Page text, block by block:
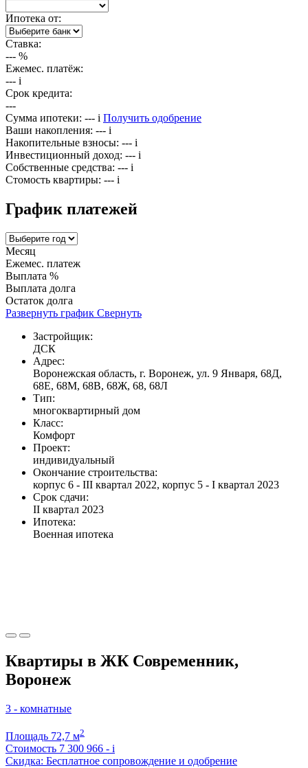
Ипотека от:
Ставка:
--- %
Ежемес. платёж:
--- i
Срок кредита:
---
Сумма ипотеки: --- i Получить одобрение
Ваши накопления: --- i
Накопительные взносы: --- i
Инвестиционный доход: --- i
Собственные средства: --- i
Стомость квартиры: --- i
График платежей
Месяц
Ежемес. платеж
Выплата %
Выплата долга
Остаток долга
Развернуть график Свернуть
Застройщик:
ДСК
Адрес:
Воронежская область, г. Воронеж, ул. 9 Января, 68Д,
68Е, 68М, 68В, 68Ж, 68, 68Л
Тип:
многоквартирный дом
Класс:
Комфорт
Проект:
индивидуальный
Окончание строительства:
корпус 6 - III квартал 2022, корпус 5 - I квартал 2023
Срок сдачи:
II квартал 2023
Ипотека:
Военная ипотека
Квартиры в ЖК Современник,
Воронеж
3 - комнатные
Площадь 72,7 м2
Стоимость 7 300 966 - i
Скидка: Бесплатное сопровождение и одобрение